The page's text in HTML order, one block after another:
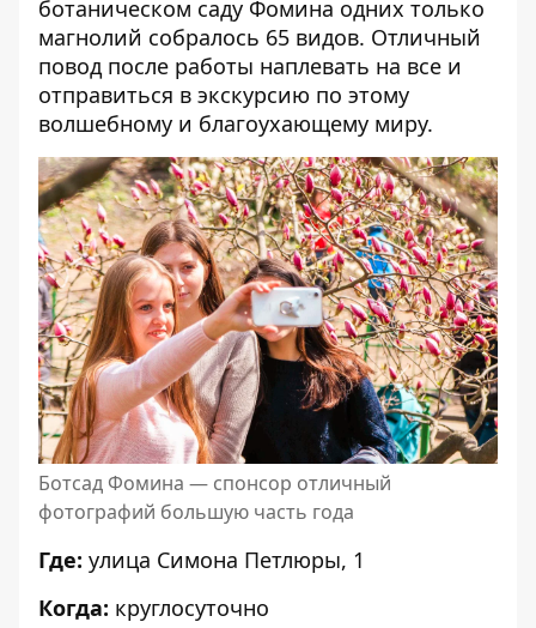
ботаническом саду Фомина одних только
магнолий собралось 65 видов. Отличный
повод после работы наплевать на все и
отправиться в экскурсию по этому
волшебному и благоухающему миру.
Ботсад Фомина — спонсор отличный
фотографий большую часть года
Где: улица Симона Петлюры, 1
Когда: круглосуточно